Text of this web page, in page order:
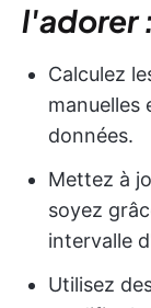
l'adorer
Calculez
manuelles
données.
Mettez à
soyez
intervalle
Utilisez